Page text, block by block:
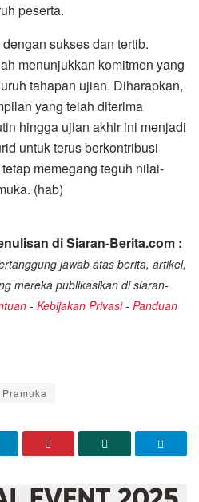
peserta.
sukses dan tertib.
menunjukkan komitmen yang
tahapan ujian. Diharapkan,
yang telah diterima
hingga ujian akhir ini menjadi
untuk terus berkontribusi
memegang teguh nilai-
(hab)
di Siaran-Berita.com :
jawab atas berita, artikel,
mereka publikasikan di siaran-
- Kebijakan Privasi- Panduan
Pramuka